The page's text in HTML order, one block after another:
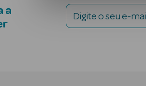
a
Digite o seu e-mail